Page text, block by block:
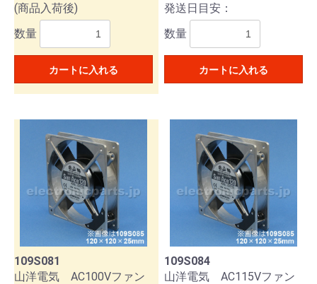
(商品入荷後)
数量
カートに入れる
発送日目安：
数量
カートに入れる
109S081
山洋電気 AC100Vファン
109S084
山洋電気 AC115Vファン